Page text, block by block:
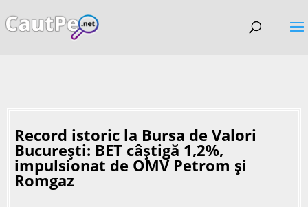
Record istoric la Bursa de Valori
București: BET câștigă 1,2%,
impulsionat de OMV Petrom și
Romgaz